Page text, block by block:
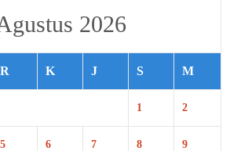
2026
R K J S M
1 2
5 6 7 8 9